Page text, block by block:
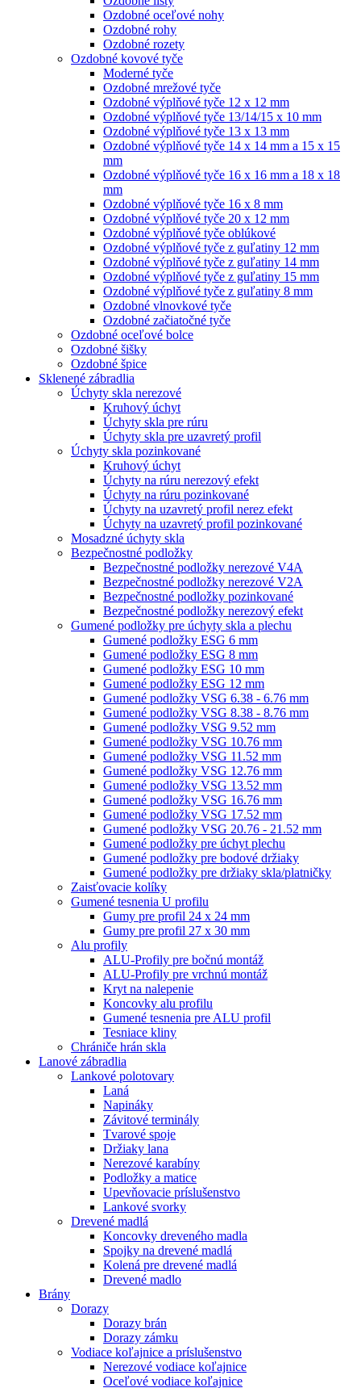
Ozdobné oceľové nohy
Ozdobné rohy
Ozdobné rozety
Ozdobné kovové tyče
Moderné tyče
Ozdobné mrežové tyče
Ozdobné výplňové tyče 12 x 12 mm
Ozdobné výplňové tyče 13/14/15 x 10 mm
Ozdobné výplňové tyče 13 x 13 mm
Ozdobné výplňové tyče 14 x 14 mm a 15 x 15
mm
Ozdobné výplňové tyče 16 x 16 mm a 18 x 18
mm
Ozdobné výplňové tyče 16 x 8 mm
Ozdobné výplňové tyče 20 x 12 mm
Ozdobné výplňové tyče oblúkové
Ozdobné výplňové tyče z guľatiny 12 mm
Ozdobné výplňové tyče z guľatiny 14 mm
Ozdobné výplňové tyče z guľatiny 15 mm
Ozdobné výplňové tyče z guľatiny 8 mm
Ozdobné vlnovkové tyče
Ozdobné začiatočné tyče
Ozdobné oceľové bolce
Ozdobné šišky
Ozdobné špice
Sklenené zábradlia
Úchyty skla nerezové
Kruhový úchyt
Úchyty skla pre rúru
Úchyty skla pre uzavretý profil
Úchyty skla pozinkované
Kruhový úchyt
Úchyty na rúru nerezový efekt
Úchyty na rúru pozinkované
Úchyty na uzavretý profil nerez efekt
Úchyty na uzavretý profil pozinkované
Mosadzné úchyty skla
Bezpečnostné podložky
Bezpečnostné podložky nerezové V4A
Bezpečnostné podložky nerezové V2A
Bezpečnostné podložky pozinkované
Bezpečnostné podložky nerezový efekt
Gumené podložky pre úchyty skla a plechu
Gumené podložky ESG 6 mm
Gumené podložky ESG 8 mm
Gumené podložky ESG 10 mm
Gumené podložky ESG 12 mm
Gumené podložky VSG 6.38 - 6.76 mm
Gumené podložky VSG 8.38 - 8.76 mm
Gumené podložky VSG 9.52 mm
Gumené podložky VSG 10.76 mm
Gumené podložky VSG 11.52 mm
Gumené podložky VSG 12.76 mm
Gumené podložky VSG 13.52 mm
Gumené podložky VSG 16.76 mm
Gumené podložky VSG 17.52 mm
Gumené podložky VSG 20.76 - 21.52 mm
Gumené podložky pre úchyt plechu
Gumené podložky pre bodové držiaky
Gumené podložky pre držiaky skla/platničky
Zaisťovacie kolíky
Gumené tesnenia U profilu
Gumy pre profil 24 x 24 mm
Gumy pre profil 27 x 30 mm
Alu profily
ALU-Profily pre bočnú montáž
ALU-Profily pre vrchnú montáž
Kryt na nalepenie
Koncovky alu profilu
Gumené tesnenia pre ALU profil
Tesniace kliny
Chrániče hrán skla
Lanové zábradlia
Lankové polotovary
Laná
Napináky
Závitové terminály
Tvarové spoje
Držiaky lana
Nerezové karabíny
Podložky a matice
Upevňovacie príslušenstvo
Lankové svorky
Drevené madlá
Koncovky dreveného madla
Spojky na drevené madlá
Kolená pre drevené madlá
Drevené madlo
Brány
Dorazy
Dorazy brán
Dorazy zámku
Vodiace koľajnice a príslušenstvo
Nerezové vodiace koľajnice
Oceľové vodiace koľajnice